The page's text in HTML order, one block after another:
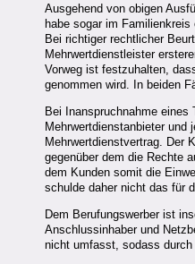
Ausgehend von obigen
habe sogar im
Bei richtiger rechtlicher
Mehrwertdienstleister
Vorweg ist festzuhalten,
genommen wird. In beiden
Bei Inanspruchnahme
Mehrwertdienstanbieter
Mehrwertdienstvertrag. Der
gegenüber dem die Rechte
dem Kunden somit die
schulde daher nicht das für
Dem Berufungswerber ist
Anschlussinhaber und
nicht umfasst, sodass durch